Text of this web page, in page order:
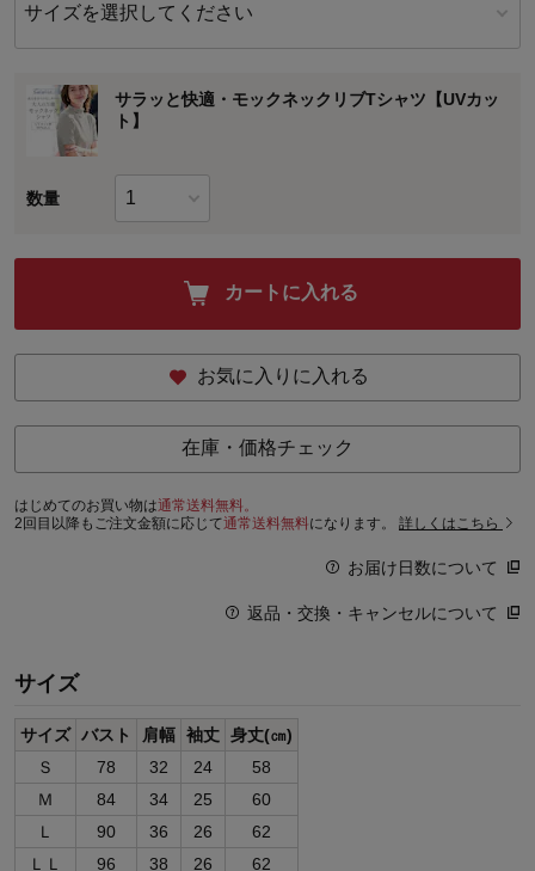
サイズを選択してください
サラッと快適・モックネックリブTシャツ【UVカッ
ト】
数量
カートに入れる
お気に入りに入れる
在庫・価格チェック
はじめてのお買い物は通常送料無料。
2回目以降もご注文金額に応じて通常送料無料になります。 詳しくはこちら
お届け日数について
返品・交換・キャンセルについて
サイズ
サイズ バスト 肩幅 袖丈 身丈(㎝)
Ｓ
78 32 24
58
Ｍ
84 34 25
60
Ｌ
90 36 26
62
ＬＬ
96 38 26
62